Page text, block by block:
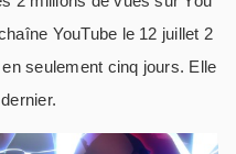
YouTube le 12 juillet 2
seulement cinq jours. Elle